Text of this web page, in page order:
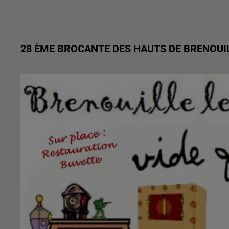
28 ÈME BROCANTE DES HAUTS DE